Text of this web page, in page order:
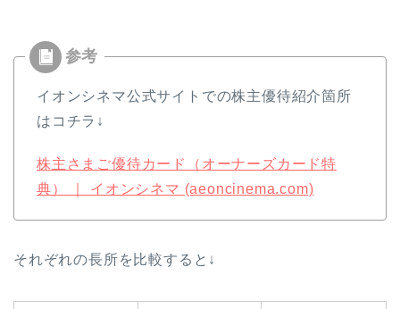
イオンシネマ公式サイトでの株主優待紹介箇所
はコチラ↓
株主さまご優待カード（オーナーズカード特
典） ｜ イオンシネマ (aeoncinema.com)
それぞれの長所を比較すると↓